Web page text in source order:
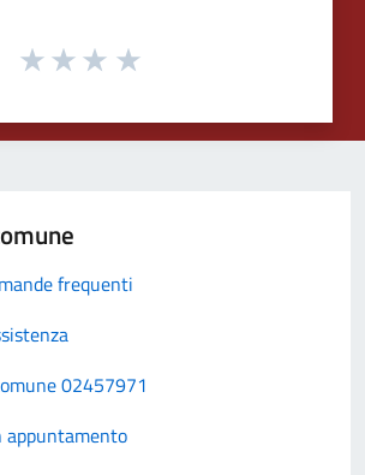
frequenti
02457971
appuntamento